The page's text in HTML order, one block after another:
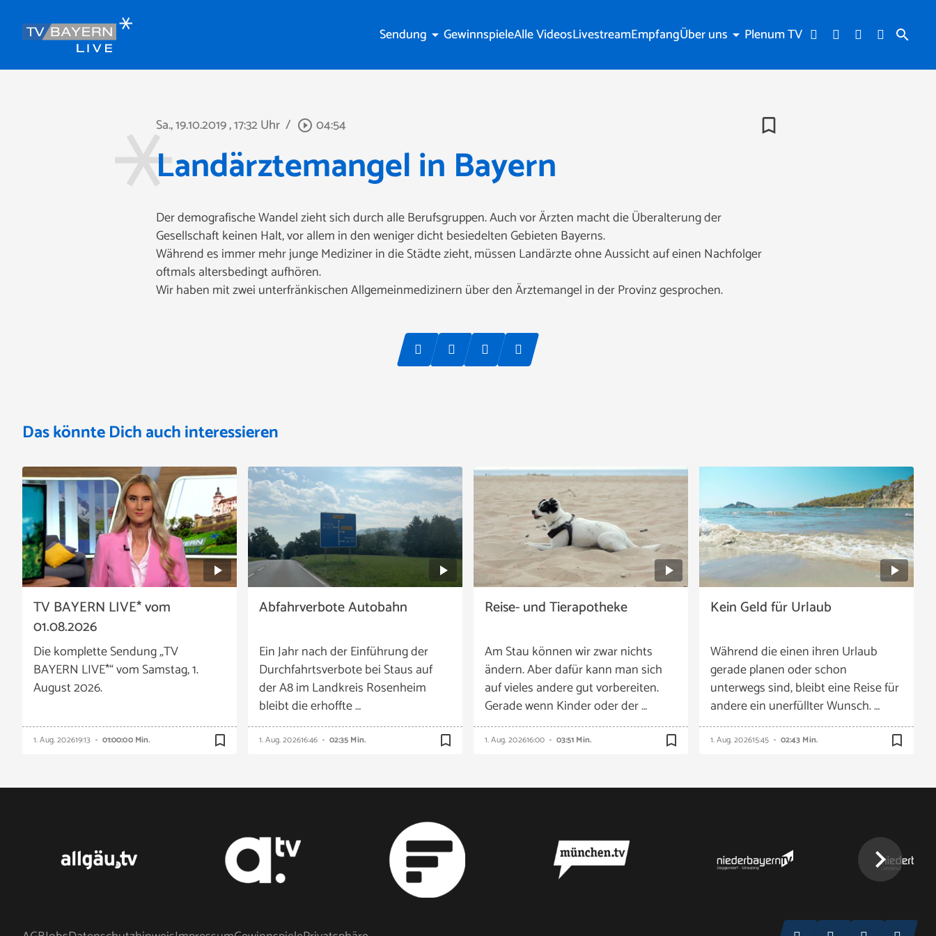
search
Sendung arrow_drop_down GewinnspieleAlle VideosLivestreamEmpfangÜber uns arrow_drop_down Plenum TV
Sa., 19.10.2019, 17:32 Uhr / play_circle_outline 04:54 bookmark_border
Landärztemangel in Bayern
Der demografische Wandel zieht sich durch alle Berufsgruppen. Auch vor Ärzten macht die Überalterung der
Gesellschaft keinen Halt, vor allem in den weniger dicht besiedelten Gebieten Bayerns.
Während es immer mehr junge Mediziner in die Städte zieht, müssen Landärzte ohne Aussicht auf einen Nachfolger
oftmals altersbedingt aufhören.
Wir haben mit zwei unterfränkischen Allgemeinmedizinern über den Ärztemangel in der Provinz gesprochen.
Das könnte Dich auch interessieren
TV BAYERN LIVE* vom
01.08.2026
Die komplette Sendung „TV
BAYERN LIVE*“ vom Samstag, 1.
August 2026.
1. Aug. 202619:13 01:00:00 Min. bookmark_border
Abfahrverbote Autobahn
Ein Jahr nach der Einführung der
Durchfahrtsverbote bei Staus auf
der A8 im Landkreis Rosenheim
bleibt die erhoffte …
1. Aug. 202616:46 02:35 Min. bookmark_border
Reise- und Tierapotheke
Am Stau können wir zwar nichts
ändern. Aber dafür kann man sich
auf vieles andere gut vorbereiten.
Gerade wenn Kinder oder der …
1. Aug. 202616:00 03:51 Min. bookmark_border
Kein Geld für Urlaub
Während die einen ihren Urlaub
gerade planen oder schon
unterwegs sind, bleibt eine Reise für
andere ein unerfüllter Wunsch. …
1. Aug. 202615:45 02:43 Min. bookmark_border
chevron_right